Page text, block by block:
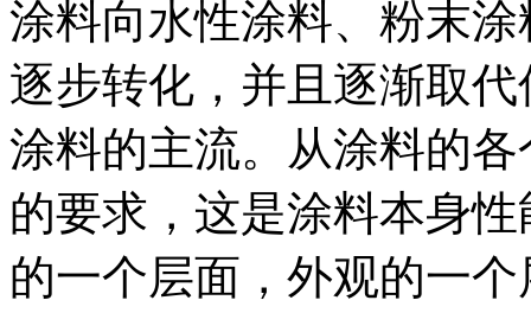
涂料向水性涂料、粉末
逐步转化，并且逐渐取
涂料的主流。从涂料的
的要求，这是涂料本身
的一个层面，外观的一